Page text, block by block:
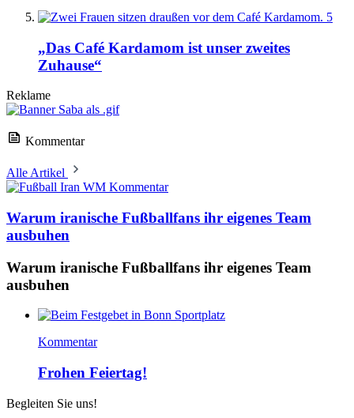
5
„Das Café Kardamom ist unser zweites
Zuhause“
Reklame
Kommentar
Alle Artikel
Kommentar
Warum iranische Fußballfans ihr eigenes Team
ausbuhen
Warum iranische Fußballfans ihr eigenes Team
ausbuhen
Kommentar
Frohen Feiertag!
Begleiten Sie uns!